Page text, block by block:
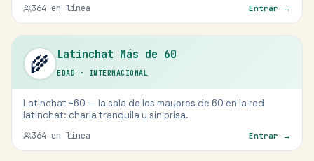
364 en línea Entrar →
🌾 Latinchat Más de 60
EDAD · INTERNACIONAL
Latinchat +60 — la sala de los mayores de 60 en la red
latinchat: charla tranquila y sin prisa.
364 en línea Entrar →